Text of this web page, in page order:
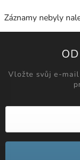
Záznamy nebyly
Vložte svůj e-